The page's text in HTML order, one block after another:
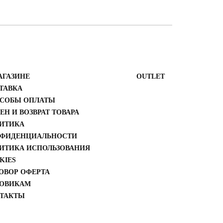
ОПЛАТЫ
И ВОЗВРАТ ТОВАРА
ИСПОЛЬЗОВАНИЯ
ОФЕРТА
ОUTLET